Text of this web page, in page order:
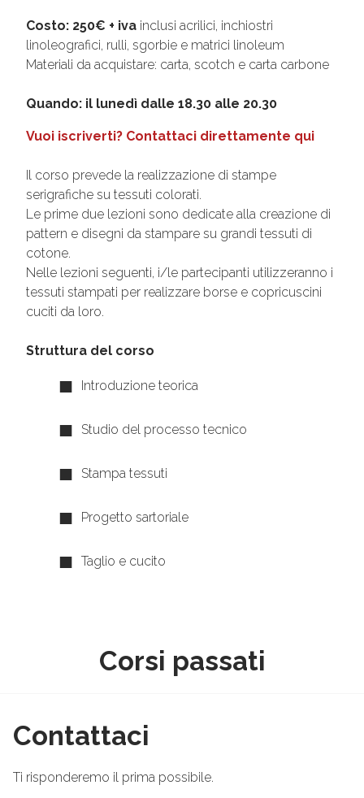
Costo: 250€ + iva inclusi acrilici, inchiostri
linoleografici, rulli, sgorbie e matrici linoleum
Materiali da acquistare: carta, scotch e carta carbone
Quando: il lunedì dalle 18.30 alle 20.30
Vuoi iscriverti? Contattaci direttamente qui
Il corso prevede la realizzazione di stampe
serigrafiche su tessuti colorati.
Le prime due lezioni sono dedicate alla creazione di
pattern e disegni da stampare su grandi tessuti di
cotone.
Nelle lezioni seguenti, i/le partecipanti utilizzeranno i
tessuti stampati per realizzare borse e copricuscini
cuciti da loro.
Struttura del corso
Introduzione teorica
Studio del processo tecnico
Stampa tessuti
Progetto sartoriale
Taglio e cucito
Corsi passati
Contattaci
Ti risponderemo il prima possibile.